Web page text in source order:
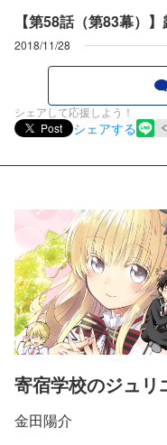
【第58話（第83幕）
2018/11/28
シェアして応援しよう！
Post
シェアする
寄宿学校のジュリ
金田陽介